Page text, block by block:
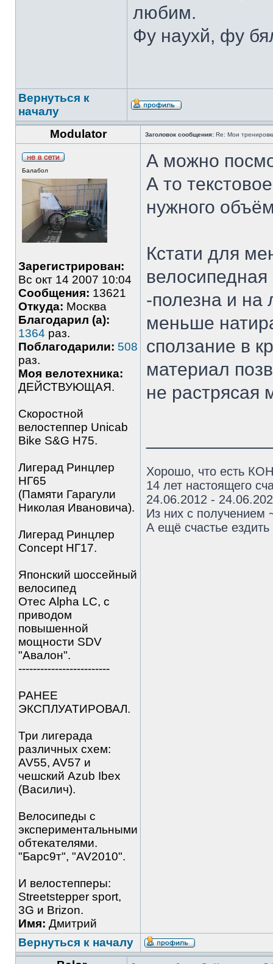
любим.
Фу наухй, фу
Вернуться к
началу
Modulator
Заголовок сообщения: Re: Мои
Балабол
Зарегистрирован:
Вс окт 14 2007 10:04
Сообщения: 13621
Откуда: Москва
Благодарил (а):
1364 раз.
Поблагодарили: 508
раз.
Моя велотехника:
ДЕЙСТВУЮЩАЯ.
Скоростной
велостеппер Unicab
Bike S&G Н75.
Лигерад Ринцлер
НГ65
(Памяти Гарагули
Николая Ивановича).
Лигерад Ринцлер
Concept НГ17.
Японский шоссейный
велосипед
Отес Alpha LC, с
приводом
повышенной
мощности SDV
"Авалон".
-------------------------
РАНЕЕ
ЭКСПЛУАТИРОВАЛ.
Три лигерада
различных схем:
AV55, AV57 и
чешский Azub Ibex
(Василич).
Велосипеды с
экспериментальными
обтекателями.
"Барс9т", "AV2010".
И велостепперы:
Streetstepper sport,
3G и Brizon.
Имя: Дмитрий
А можно
А то
нужного
Кстати для
-полезна и на
меньше
сползание в
материал
не
Хорошо, что есть
14 лет настоящего
24.06.2012 -
Из них с получением
А ещё счастье
Вернуться к началу